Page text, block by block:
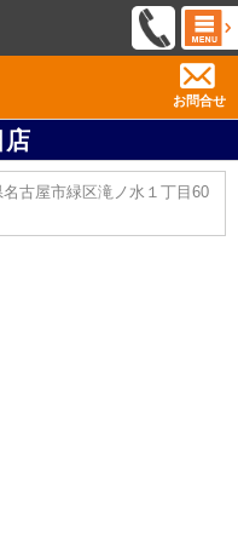
お問合せ
店
古屋市緑区滝ノ水１丁目60